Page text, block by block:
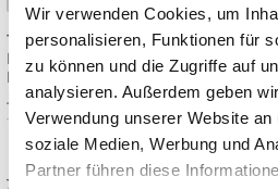
Wir verwenden Cookies, um
personalisieren, Funktionen für
zu können und die Zugriffe auf
analysieren. Außerdem geben
Verwendung unserer Website
soziale Medien, Werbung und
Partner führen diese
Tags: Fukuoka Reisetipps,
Fukuoka Sehenswürdigkeiten,
Kyushu Reise, Yatai Streetfood
Japan Reiseplanung
Japanisches Design: